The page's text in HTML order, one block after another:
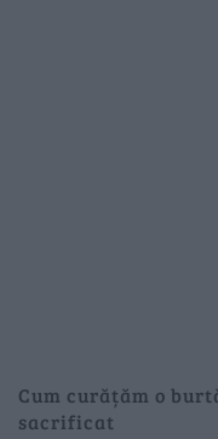
Cum curățăm o
sacrificat